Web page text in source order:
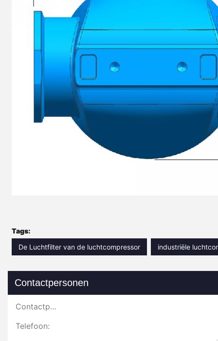
Tags:
De Luchtfilter van de luchtcompressor
industriële
Contactpersonen
Contactpersonen:
Telefoon: